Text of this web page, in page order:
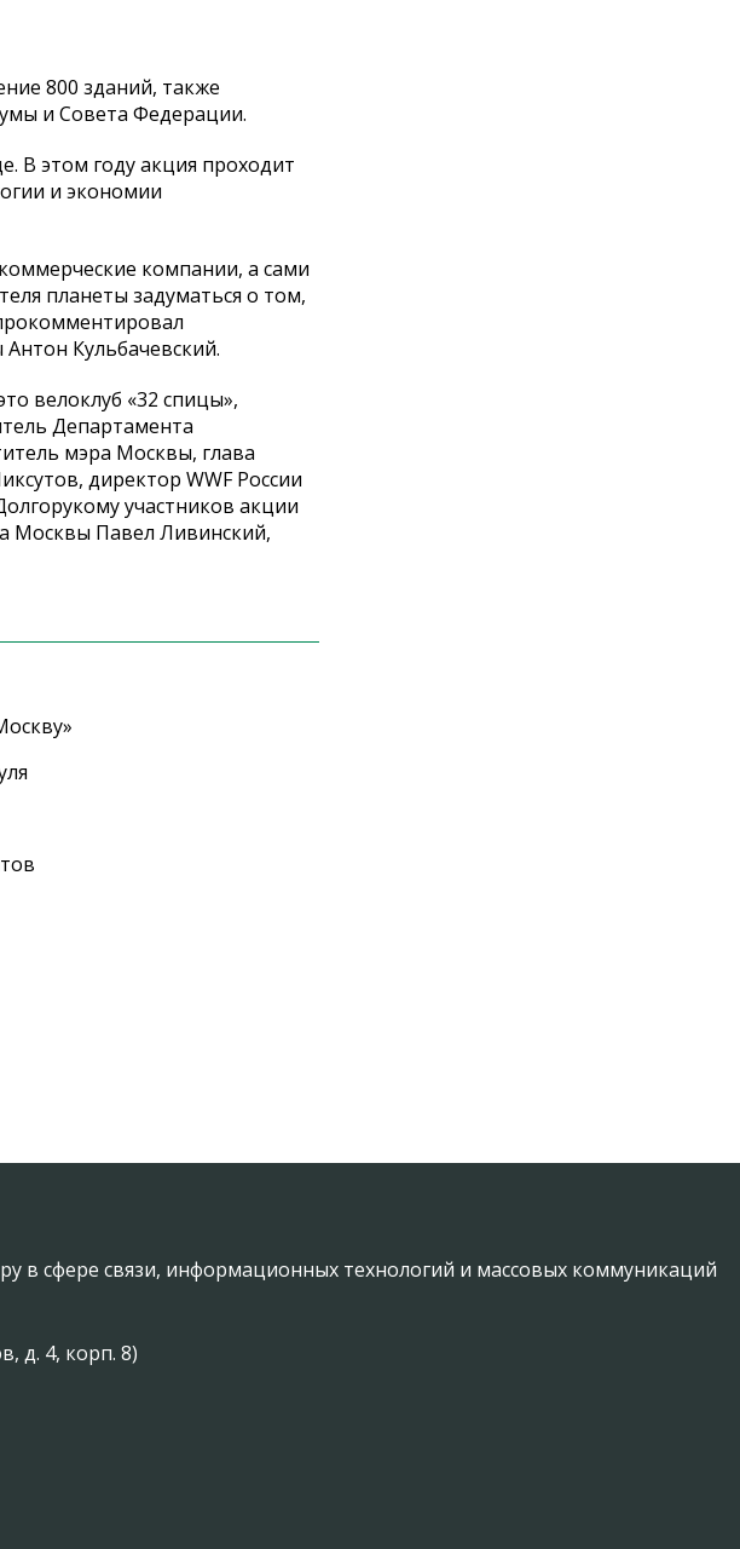
800 зданий, также
и Совета Федерации.
В этом году акция проходит
и экономии
компании, а сами
планеты задуматься о том,
Кульбачевский.
велоклуб «32 спицы»,
Департамента
мэра Москвы, глава
директор WWF России
участников акции
Москвы Павел Ливинский,
в сфере связи, информационных технологий и массовых коммуникаций
д. 4, корп. 8)